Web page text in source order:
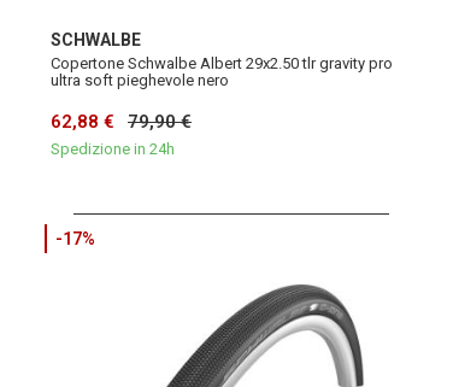
SCHWALBE
Copertone Schwalbe Albert 29x2.50 tlr gravity pro
ultra soft pieghevole nero
62,88 € 79,90 €
Spedizione in 24h
-17%